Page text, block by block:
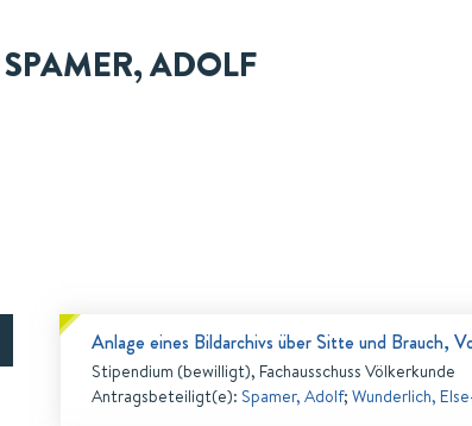
ADOLF
Anlage eines Bildarchivs über Sitte und Brauch,
Stipendium (bewilligt), Fachausschuss Völkerkunde
Antragsbeteiligt(e): Spamer, Adolf; Wunderlich,